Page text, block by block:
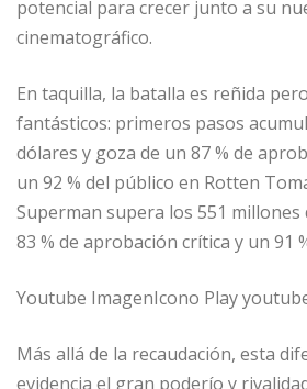
potencial para crecer junto a su
cinematográfico.
En taquilla, la batalla es reñida
fantásticos: primeros pasos
dólares y goza de un 87 % de
un 92 % del público en Rotten
Superman supera los 551 millones
83 % de aprobación crítica y un 91
Youtube ImagenIcono Play
Más allá de la recaudación, esta
evidencia el gran poderío y